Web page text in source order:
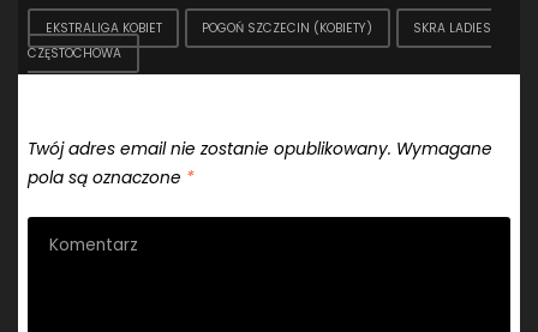
EKSTRALIGA KOBIET POGOŃ SZCZECIN (KOBIETY)
SKRA LADIES
CZĘSTOCHOWA
Twój adres email nie zostanie opublikowany. Wymagane
pola są oznaczone *